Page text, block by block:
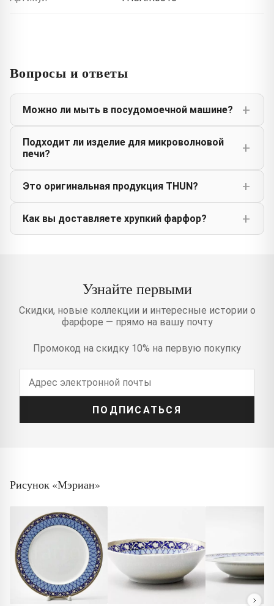
Вопросы и ответы
Можно ли мыть в посудомоечной машине?
Подходит ли изделие для микроволновой
печи?
Это оригинальная продукция THUN?
Как вы доставляете хрупкий фарфор?
Узнайте первыми
Скидки, новые коллекции и интересные истории о
фарфоре — прямо на вашу почту
Промокод на скидку 10% на первую покупку
ПОДПИСАТЬСЯ
Рисунок «Мэриан»